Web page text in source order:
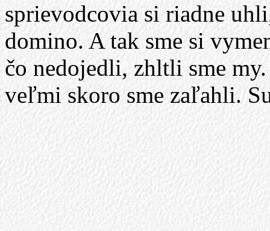
sprievodcovia si riadne
domino. A tak sme si
čo nedojedli, zhltli sme
veľmi skoro sme zaľahli.